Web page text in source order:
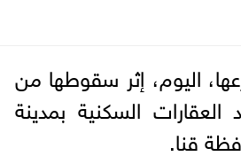
اليوم، إثر سقوطها من
العقارات السكنية بمدينة
قنا.